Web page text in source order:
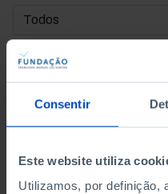
Consentir
Este website utiliza
Utilizamos, por definição,
DATA DE INÍCIO
DATA DE FIM